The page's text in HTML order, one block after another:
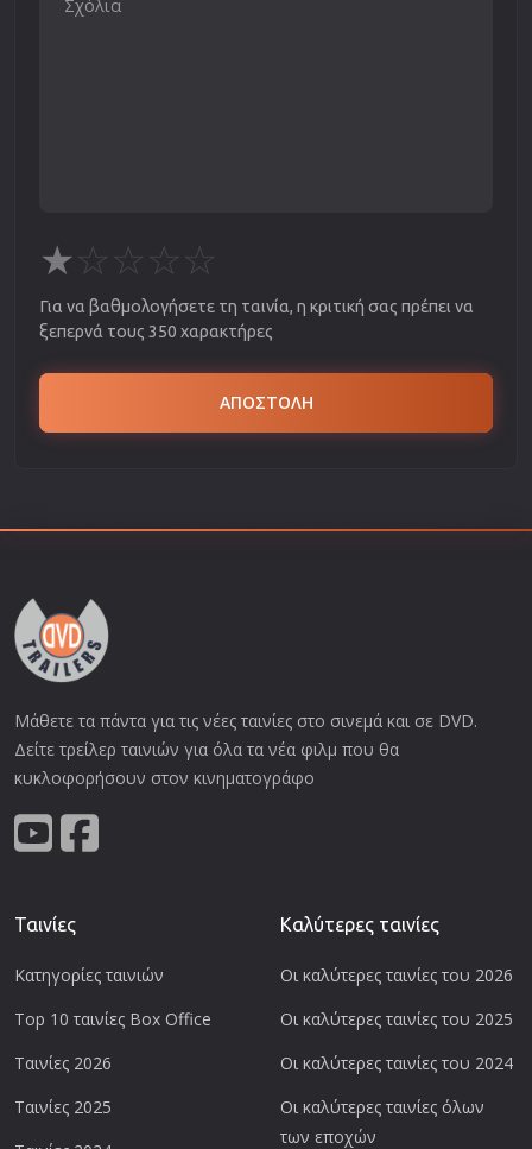
★☆☆☆☆
Για να βαθμολογήσετε τη ταινία, η κριτική σας πρέπει να
ξεπερνά τους 350 χαρακτήρες
ΑΠΟΣΤΟΛΗ
Μάθετε τα πάντα για τις νέες ταινίες στο σινεμά και σε DVD.
Δείτε τρείλερ ταινιών για όλα τα νέα φιλμ που θα
κυκλοφορήσουν στον κινηματογράφο
Ταινίες
Κατηγορίες ταινιών
Top 10 ταινίες Box Office
Ταινίες 2026
Ταινίες 2025
Καλύτερες ταινίες
Οι καλύτερες ταινίες του 2026
Οι καλύτερες ταινίες του 2025
Οι καλύτερες ταινίες του 2024
Οι καλύτερες ταινίες όλων
των εποχών